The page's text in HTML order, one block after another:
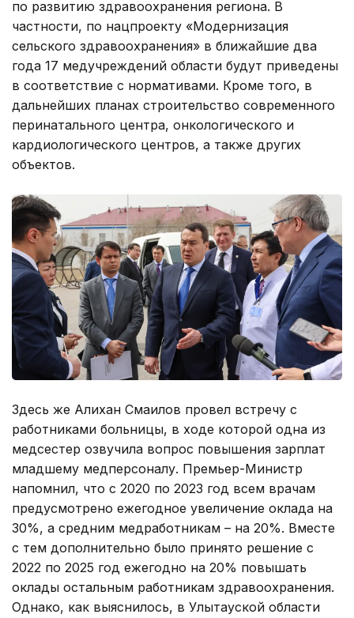
по развитию здравоохранения региона. В
частности, по нацпроекту «Модернизация
сельского здравоохранения» в ближайшие два
года 17 медучреждений области будут приведены
в соответствие с нормативами. Кроме того, в
дальнейших планах строительство современного
перинатального центра, онкологического и
кардиологического центров, а также других
объектов.
Здесь же Алихан Смаилов провел встречу с
работниками больницы, в ходе которой одна из
медсестер озвучила вопрос повышения зарплат
младшему медперсоналу. Премьер-Министр
напомнил, что с 2020 по 2023 год всем врачам
предусмотрено ежегодное увеличение оклада на
30%, а средним медработникам – на 20%. Вместе
с тем дополнительно было принято решение с
2022 по 2025 год ежегодно на 20% повышать
оклады остальным работникам здравоохранения.
Однако, как выяснилось, в Улытауской области